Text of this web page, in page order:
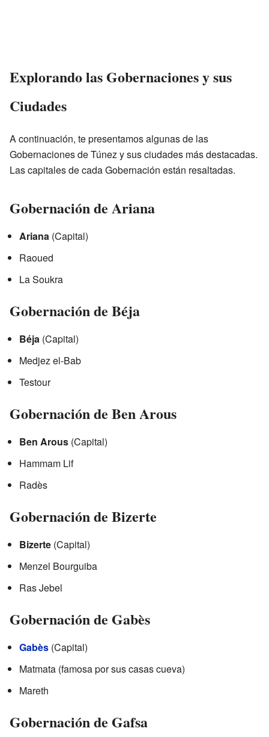
Explorando las Gobernaciones y sus
Ciudades
A continuación, te presentamos algunas de las
Gobernaciones de Túnez y sus ciudades más destacadas.
Las capitales de cada Gobernación están resaltadas.
Gobernación de Ariana
Ariana (Capital)
Raoued
La Soukra
Gobernación de Béja
Béja (Capital)
Medjez el-Bab
Testour
Gobernación de Ben Arous
Ben Arous (Capital)
Hammam Lif
Radès
Gobernación de Bizerte
Bizerte (Capital)
Menzel Bourguiba
Ras Jebel
Gobernación de Gabès
Gabès (Capital)
Matmata (famosa por sus casas cueva)
Mareth
Gobernación de Gafsa